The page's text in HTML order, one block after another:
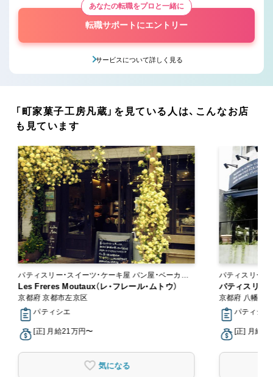
あなたの転職をプロと一緒に
転職サポートにエントリー
サービスについて詳しく見る
「町家菓子工房凡蔵」を見ている人は、こんなお店
も見ています
パティスリー・スイーツ・ケーキ屋 パン屋・ベーカリ
ー
Les Freres Moutaux（レ・フレール・ムトウ）
京都府 京都市左京区
パティシエ
[正] 月給21万円〜
気になる
パティスリー・スイー
ン
パティスリー
京都府 八幡市
パティシエ
[正] 月給